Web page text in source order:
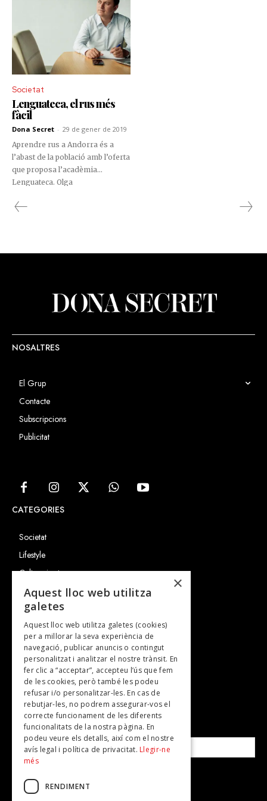
Societat
Lenguateca, el rus més
fàcil
Dona Secret - 29 de gener de 2019
Aprendre rus a Andorra és a
l’abast de la població amb l’oferta
que proposa l’acadèmia
Lenguateca. Olga
Bazarov són professionals
NOSALTRES
El Grup
Contacte
Subscripcions
Publicitat
CATEGORIES
Societat
Lifestyle
Cultura i art
Entrevistes
Gastronomia
TV
Plans per fer
Revistes
SUBSCRIU-TE A LA NOSTRA NEWSLETTER!
Correu electrònic*
Accepto lapolítica de privacitat
×
Aquest lloc web utilitza
galetes
Aquest lloc web utilitza galetes (cookies)
per a millorar la seva experiència de
navegació, publicar anuncis o contingut
personalitzat i analitzar el nostre trànsit. En
fer clic a “acceptar”, accepteu l’ús que fem
de les cookies, però també les podeu
refusar i/o personalitzar-les. En cas de
rebutjar-les, no podrem assegurar-vos el
correcte funcionament de les diferents
funcionalitats de la nostra pàgina. En
podeu veure els detalls, així com el nostre
avís legal i política de privacitat. Llegir-ne
més
RENDIMENT